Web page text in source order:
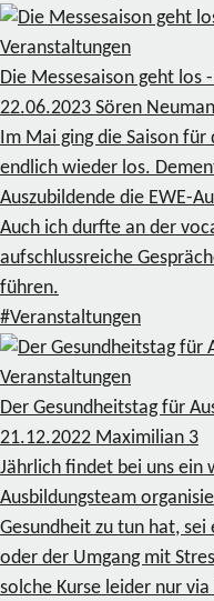
Veranstaltungen
Die Messesaison geht los
22.06.2023 Sören
Im Mai ging die Saison für
endlich wieder los.
Auszubildende die EWE-
Auch ich durfte an der
aufschlussreiche
führen.
#Veranstaltungen
Veranstaltungen
Der Gesundheitstag für
21.12.2022 Maximilian 3
Jährlich findet bei uns ein
Ausbildungsteam
Gesundheit zu tun hat, sei
oder der Umgang mit
solche Kurse leider nur